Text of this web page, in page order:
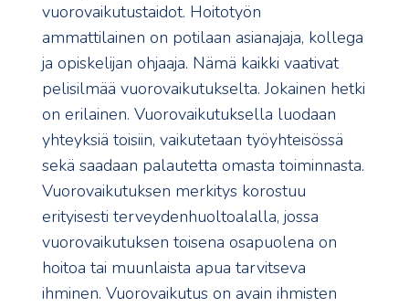
vuorovaikutustaidot. Hoitotyön
ammattilainen on potilaan asianajaja, kollega
ja opiskelijan ohjaaja. Nämä kaikki vaativat
pelisilmää vuorovaikutukselta. Jokainen hetki
on erilainen. Vuorovaikutuksella luodaan
yhteyksiä toisiin, vaikutetaan työyhteisössä
sekä saadaan palautetta omasta toiminnasta.
Vuorovaikutuksen merkitys korostuu
erityisesti terveydenhuoltoalalla, jossa
vuorovaikutuksen toisena osapuolena on
hoitoa tai muunlaista apua tarvitseva
ihminen. Vuorovaikutus on avain ihmisten